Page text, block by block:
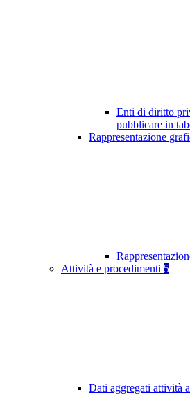
Enti di diritto
pubblicare in
Rappresentazione
Attività e procedimenti 5
Dati aggregati attività